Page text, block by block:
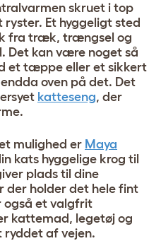
skruet i top
Et hyggeligt sted
fra træk, trængsel og
Det kan være noget så
et tæppe eller et sikkert
oven på det. Det
katteseng, der
mulighed er Maya
kats hyggelige krog til
plads til dine
der holder det hele fint
også et valgfrit
kattemad, legetøj og
af vejen.